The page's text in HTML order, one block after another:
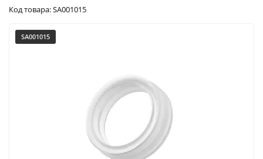
Код товара: SA001015
SA001015